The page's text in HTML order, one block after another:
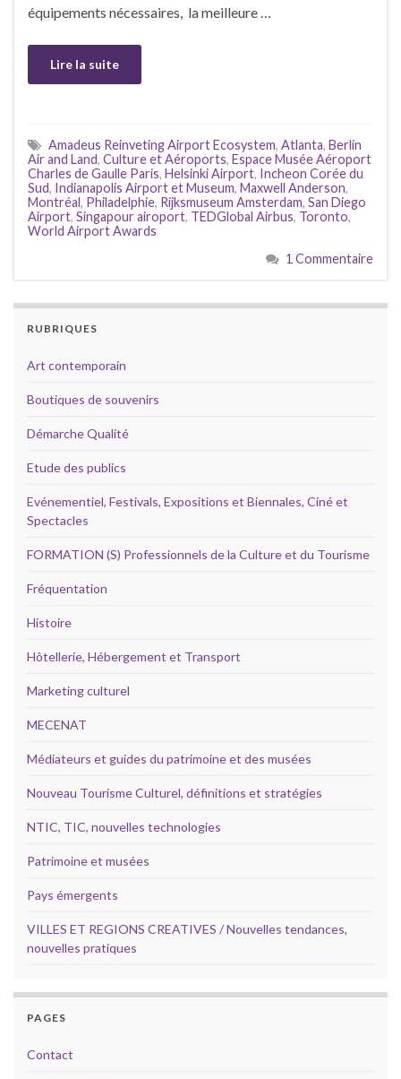
équipements nécessaires, la meilleure …
Lire la suite
Amadeus Reinveting Airport Ecosystem, Atlanta, Berlin
Air and Land, Culture et Aéroports, Espace Musée Aéroport
Charles de Gaulle Paris, Helsinki Airport, Incheon Corée du
Sud, Indianapolis Airport et Museum, Maxwell Anderson,
Montréal, Philadelphie, Rijksmuseum Amsterdam, San Diego
Airport, Singapour airoport, TEDGlobal Airbus, Toronto,
World Airport Awards
1 Commentaire
RUBRIQUES
Art contemporain
Boutiques de souvenirs
Démarche Qualité
Etude des publics
Evénementiel, Festivals, Expositions et Biennales, Ciné et
Spectacles
FORMATION (S) Professionnels de la Culture et du Tourisme
Fréquentation
Histoire
Hôtellerie, Hébergement et Transport
Marketing culturel
MECENAT
Médiateurs et guides du patrimoine et des musées
Nouveau Tourisme Culturel, définitions et stratégies
NTIC, TIC, nouvelles technologies
Patrimoine et musées
Pays émergents
VILLES ET REGIONS CREATIVES / Nouvelles tendances,
nouvelles pratiques
PAGES
Contact